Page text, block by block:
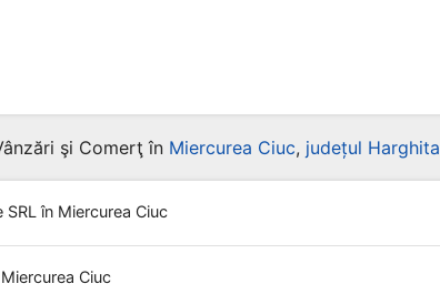
şi Comerţ în Miercurea Ciuc, județul Harghita
SRL în Miercurea Ciuc
Ciuc